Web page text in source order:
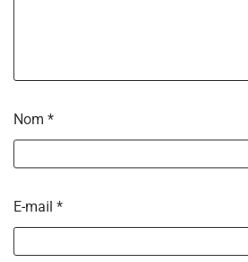
Nom *
E-mail *